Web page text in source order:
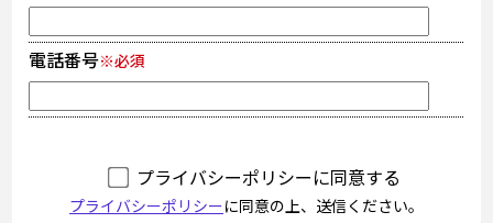
電話番号※必須
プライバシーポリシーに同意する
プライバシーポリシーに同意の上、送信ください。